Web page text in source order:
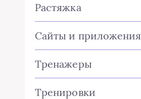
Растяжка
Сайты и приложения
Тренажеры
Тренировки